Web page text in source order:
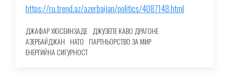
https://ru.trend.az/azerbaijan/politics/4087148.html
ДЖАФАР ХЮСЕИНЗАДЕ ДЖУЗЕПЕ КАВО ДРАГОНЕ
АЗЕРБАЙДЖАН НАТО ПАРТНЬОРСТВО ЗА МИР
ЕНЕРГИЙНА СИГУРНОСТ